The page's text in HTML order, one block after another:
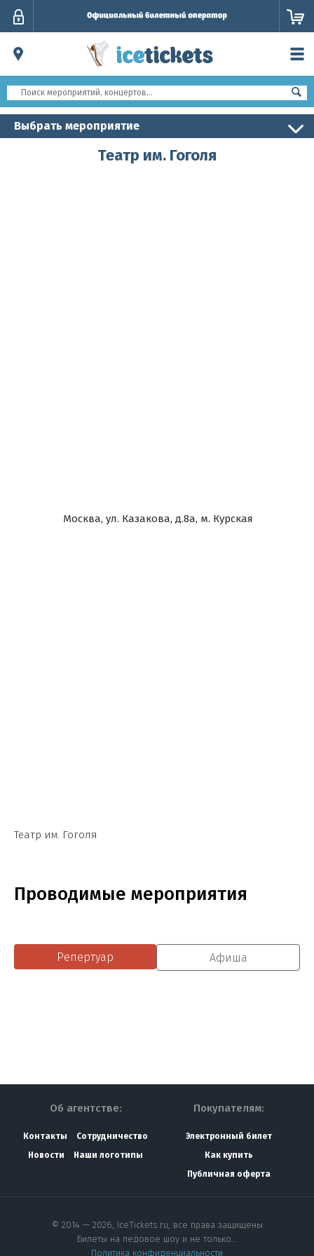
Выбрать мероприятие
Театр им. Гоголя
Москва, ул. Казакова, д.8а, м. Курская
Театр им. Гоголя
Проводимые мероприятия
Репертуар Афиша
Об агентстве:
Контакты
Сотрудничество
Новости
Наши логотипы
Покупателям:
Электронный билет
Как купить
Публичная оферта
© 2014 — 2026, IceTickets.ru, все права защищены
Билеты на ледовое шоу и не только…
Политика конфиденциальности